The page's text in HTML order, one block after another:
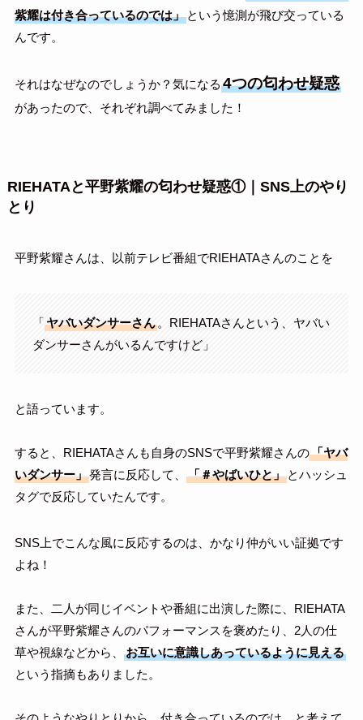
紫耀は付き合っているのでは」という憶測が飛び交っている
んです。
それはなぜなのでしょうか？気になる 4つの匂わせ疑惑
があったので、それぞれ調べてみました！
RIEHATAと平野紫耀の匂わせ疑惑①｜SNS上のやり
とり
平野紫耀さんは、以前テレビ番組でRIEHATAさんのことを
「ヤバいダンサーさん 。RIEHATAさんという、ヤバい
ダンサーさんがいるんですけど」
と語っています。
すると、RIEHATAさんも自身のSNSで平野紫耀さんの「ヤバ
いダンサー」発言に反応して、 「＃やばいひと」とハッシュ
タグで反応していたんです。
SNS上でこんな風に反応するのは、かなり仲がいい証拠です
よね！
また、二人が同じイベントや番組に出演した際に、RIEHATA
さんが平野紫耀さんのパフォーマンスを褒めたり、2人の仕
草や視線などから、
お互いに意識しあっているように見える
という指摘もありました。